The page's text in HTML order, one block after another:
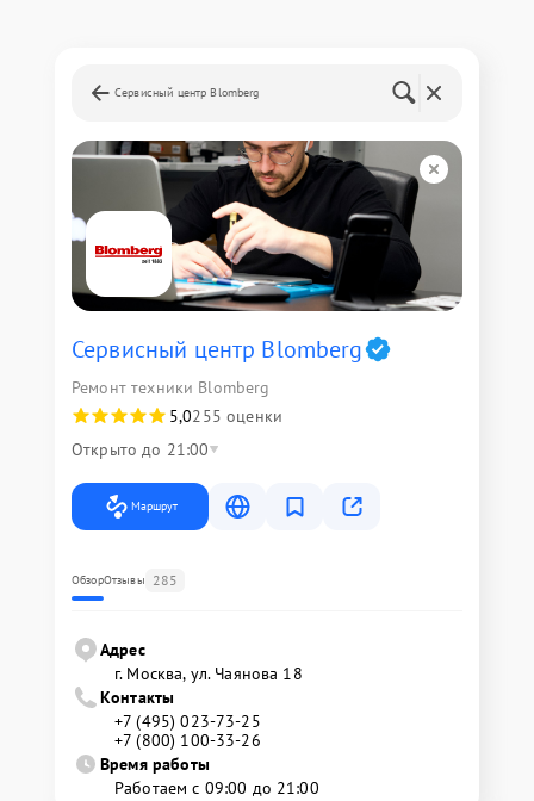
Сервисный центр Blomberg
Сервисный центр Blomberg
Ремонт техники Blomberg
5,0255 оценки
Открыто до 21:00
Маршрут
ОбзорОтзывы 285
Адрес
г. Москва, ул. Чаянова 18
Контакты
+7 (495) 023-73-25
+7 (800) 100-33-26
Время работы
Работаем с 09:00 до 21:00